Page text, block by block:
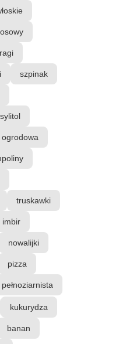
szpinak
truskawki
imbir
nowalijki
pizza
pełnoziarnista
kukurydza
banan